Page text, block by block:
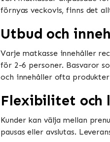
förnyas veckovis, finns det
Utbud och
Varje matkasse innehåller
för 2-6 personer. Basvaror
och innehåller ofta
Flexibilitet och
Kunder kan välja mellan
pausas eller avslutas.